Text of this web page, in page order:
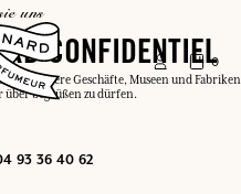
0
uns
CONFIDENTIEL
unsere Geschäfte, Museen und Fabriken
über begrüßen zu dürfen.
93 36 40 62